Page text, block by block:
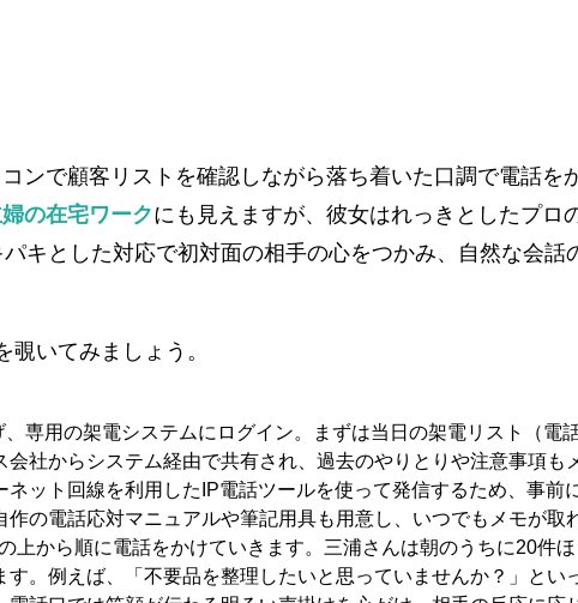
ンで顧客リストを確認しながら落ち着いた口調で電話を
の在宅ワークにも見えますが、彼女はれっきとしたプロ
キとした対応で初対面の相手の心をつかみ、自然な会話
覗いてみましょう。
専用の架電システムにログイン。まずは当日の架電リスト（電
会社からシステム経由で共有され、過去のやりとりや注意事項も
ット回線を利用したIP電話ツールを使って発信するため、事前
の電話応対マニュアルや筆記用具も用意し、いつでもメモが取
上から順に電話をかけていきます。三浦さんは朝のうちに20件
。例えば、「不要品を整理したいと思っていませんか？」とい